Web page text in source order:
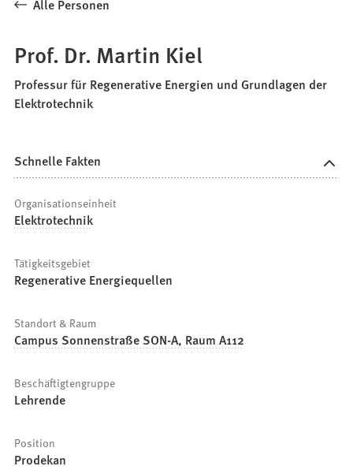
Alle Personen
Prof. Dr. Martin Kiel
Professur für Regenerative Energien und Grundlagen der
Elektrotechnik
Schnelle Fakten
Organisationseinheit
Elektrotechnik
Tätigkeitsgebiet
Regenerative Energiequellen
Standort & Raum
Campus Sonnenstraße SON-A, Raum A112
Beschäftigtengruppe
Lehrende
Position
Prodekan